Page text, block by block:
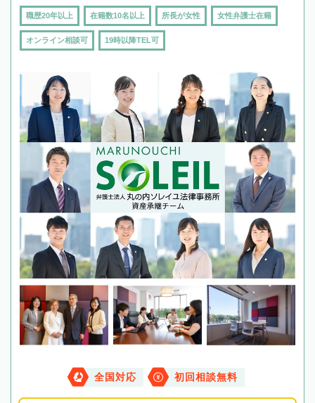
職歴20年以上 在籍数10名以上 所長が女性 女性弁護士在籍
オンライン相談可 19時以降TEL可
全国対応 初回相談無料